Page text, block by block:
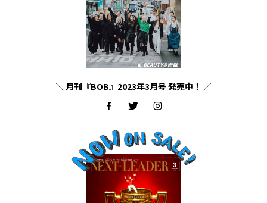
＼ 月刊『BOB』2023年3月号 発売中！ ／